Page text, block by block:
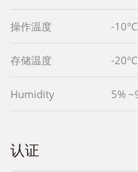
操作温度 -
存储温度 -
Humidity 5%
认证